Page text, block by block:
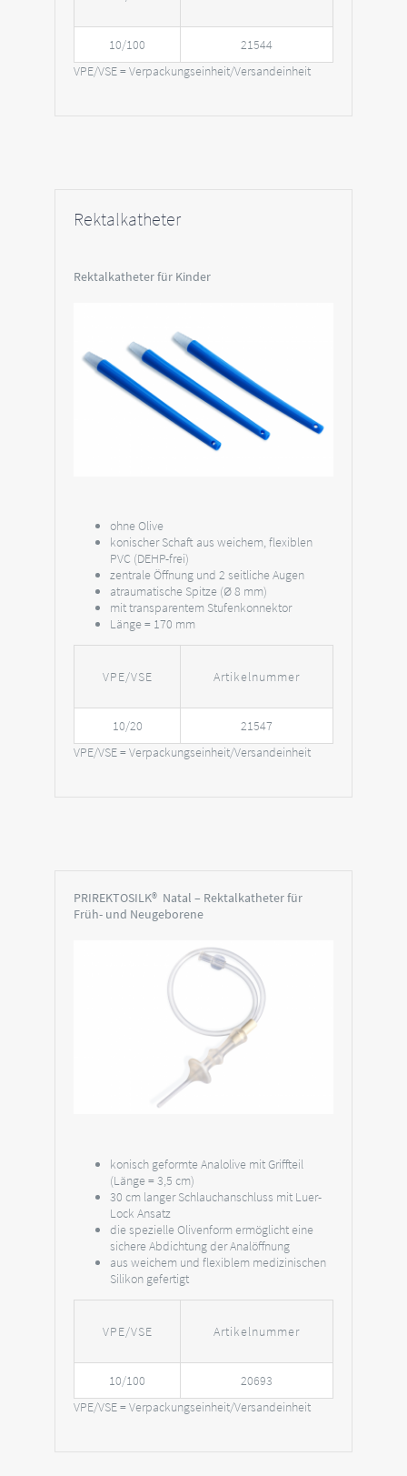
10/100
21544
VPE/VSE = Verpackungseinheit/Versandeinheit
Rektalkatheter
Rektalkatheter für Kinder
ohne Olive
konischer Schaft aus weichem, flexiblen
PVC (DEHP-frei)
zentrale Öffnung und 2 seitliche Augen
atraumatische Spitze (Ø 8 mm)
mit transparentem Stufenkonnektor
Länge = 170 mm
VPE/VSE Artikelnummer
10/20
21547
VPE/VSE = Verpackungseinheit/Versandeinheit
PRIREKTOSILK® Natal – Rektalkatheter für
Früh- und Neugeborene
konisch geformte Analolive mit Griffteil
(Länge = 3,5 cm)
30 cm langer Schlauchanschluss mit Luer-
Lock Ansatz
die spezielle Olivenform ermöglicht eine
sichere Abdichtung der Analöffnung
aus weichem und flexiblem medizinischen
Silikon gefertigt
VPE/VSE Artikelnummer
10/100
20693
VPE/VSE = Verpackungseinheit/Versandeinheit